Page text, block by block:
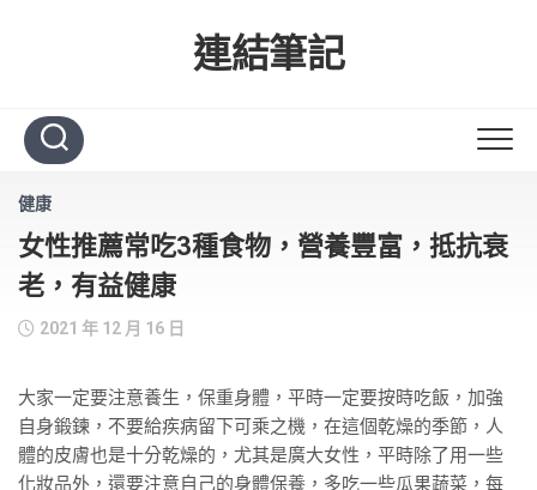
連結筆記
健康
女性推薦常吃3種食物，營養豐富，抵抗衰
老，有益健康
2021 年 12 月 16 日
大家一定要注意養生，保重身體，平時一定要按時吃飯，加強
自身鍛鍊，不要給疾病留下可乘之機，在這個乾燥的季節，人
體的皮膚也是十分乾燥的，尤其是廣大女性，平時除了用一些
化妝品外，還要注意自己的身體保養，多吃一些瓜果蔬菜，每